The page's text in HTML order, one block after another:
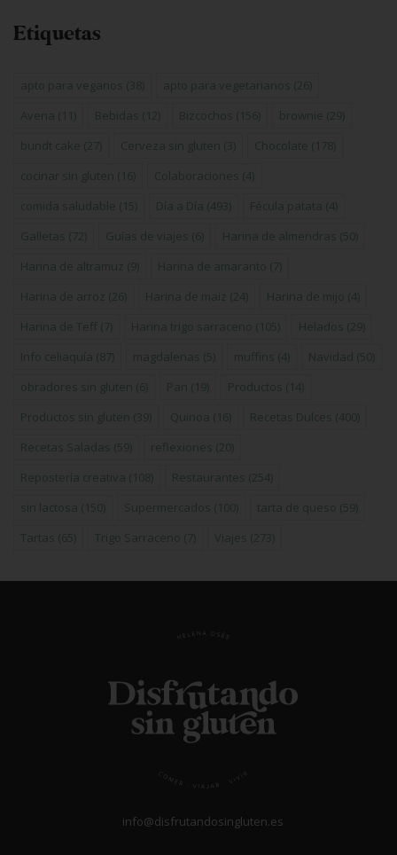
Etiquetas
apto para veganos (38) apto para vegetarianos (26)
Avena (11) Bebidas (12) Bizcochos (156) brownie (29)
bundt cake (27) Cerveza sin gluten (3) Chocolate (178)
cocinar sin gluten (16) Colaboraciones (4)
comida saludable (15) Día a Día (493) Fécula patata (4)
Galletas (72) Guías de viajes (6) Harina de almendras (50)
Harina de altramuz (9) Harina de amaranto (7)
Harina de arroz (26) Harina de maiz (24) Harina de mijo (4)
Harina de Teff (7) Harina trigo sarraceno (105) Helados (29)
Info celiaquía (87) magdalenas (5) muffins (4) Navidad (50)
obradores sin gluten (6) Pan (19) Productos (14)
Productos sin gluten (39) Quinoa (16) Recetas Dulces (400)
Recetas Saladas (59) reflexiones (20)
Repostería creativa (108) Restaurantes (254)
sin lactosa (150) Supermercados (100) tarta de queso (59)
Tartas (65) Trigo Sarraceno (7) Viajes (273)
info@disfrutandosingluten.es